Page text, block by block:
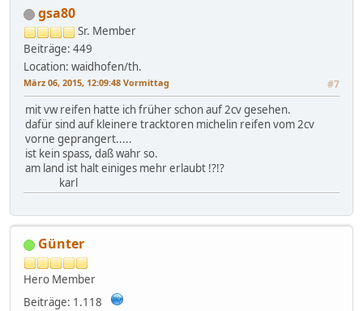
gsa80
Sr. Member
Beiträge: 449
Location: waidhofen/th.
März 06, 2015, 12:09:48 Vormittag #7
mit vw reifen hatte ich früher schon auf 2cv gesehen.
dafür sind auf kleinere tracktoren michelin reifen vom 2cv
vorne geprangert.....
ist kein spass, daß wahr so.
am land ist halt einiges mehr erlaubt !?!?
karl
Günter
Hero Member
Beiträge: 1.118